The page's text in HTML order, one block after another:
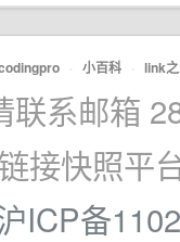
· 小百科 · link
联系邮箱
接快照平
ICP备